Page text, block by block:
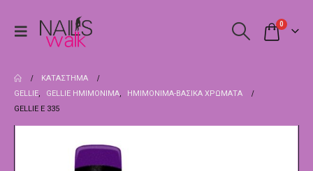
0
ΚΑΤΆΣΤΗΜΑ
GELLIE, GELLIE ΗΜΙΜΌΝΙΜΑ,
ΗΜΙΜΌΝΙΜΑ-ΒΑΣΙΚΆ ΧΡΏΜΑΤΑ
GELLIE E 335